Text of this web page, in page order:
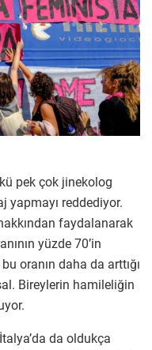
pek çok jinekolog
yapmayı reddediyor.
faydalanarak
yüzde 70’in
oranın daha da arttığı
Bireylerin hamileliğin
da oldukça